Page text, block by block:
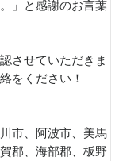
」と感謝のお言葉
させていただきま
をください！
市、阿波市、美馬
郡、海部郡、板野